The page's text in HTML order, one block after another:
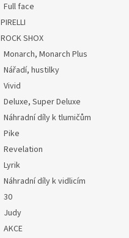
Full face
PIRELLI
ROCK SHOX
Monarch, Monarch Plus
Nářadí, hustilky
Vivid
Deluxe, Super Deluxe
Náhradní díly k tlumičům
Pike
Revelation
Lyrik
Náhradní díly k vidlicím
30
Judy
AKCE